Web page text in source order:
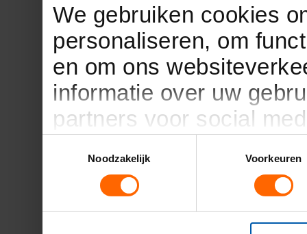
We gebruiken cookies
personaliseren, om
en om ons
informatie over uw
partners voor social
informatie die u aan ze
verzameld op basis
Noodzakelijk
Voorkeuren